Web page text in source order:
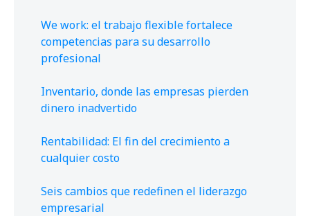
We work: el trabajo flexible fortalece
competencias para su desarrollo
profesional
Inventario, donde las empresas pierden
dinero inadvertido
Rentabilidad: El fin del crecimiento a
cualquier costo
Seis cambios que redefinen el liderazgo
empresarial